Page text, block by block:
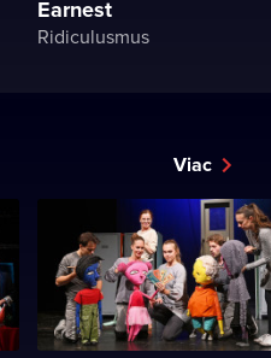
Earnest
Ridiculusmus
Viac